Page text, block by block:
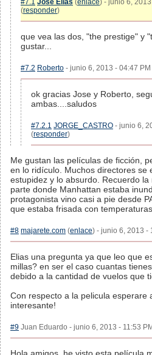
#7.1 José Elías (enlace) - junio 6,
(responder)
que vea las dos, "the prestige" y
gustar...
#7.2 Roberto - junio 6, 2013 - 04:47
ok gracias Jose y Roberto,
ambas....saludos
#7.2.1 JORGE_CASTRO - junio 6,
(responder)
Me gustan las películas de ficción,
en lo ridículo. Muchos directores se
estupidez y lo absurdo. Recuerdo
parte donde Manhattan estaba
protagonista vino casi a pie desde
que estaba frisada con
#8 majarete.com (enlace) - junio 6, 2013 -
Elias una pregunta ya que leo que
millas? en ser el caso cuantas
debido a la cantidad de vuelos que
Con respecto a la pelicula esperare
interesante!
#9 Juan Eduardo - junio 6, 2013 - 11:53